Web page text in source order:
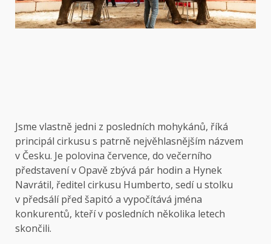
Jsme vlastně jedni z posledních mohykánů, říká
principál cirkusu s patrně nejvěhlasnějším názvem
v Česku. Je polovina července, do večerního
představení v Opavě zbývá pár hodin a Hynek
Navrátil, ředitel cirkusu Humberto, sedí u stolku
v předsálí před šapitó a vypočítává jména
konkurentů, kteří v posledních několika letech
skončili.